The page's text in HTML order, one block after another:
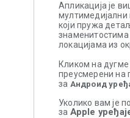
Апликација је
мултимедијални
који пружа
знаменитостима
локацијама из
Кликом на
преусмерени на
за Андроид
Уколико вам је
за Apple